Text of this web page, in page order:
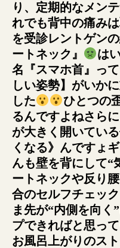
り、定期的なメン
れでも背中の痛み
を受診レントゲン
ートネック』
は
名『スマホ首』っ
しい姿勢】がいか
した
ひとつの
るんですよねさら
が大きく開いてい
くなる》んですょ
んも壁を背にして“
ートネックや反り
合のセルフチェッ
ま先が“内側を向く
プできればと思っ
お風呂上がりのス